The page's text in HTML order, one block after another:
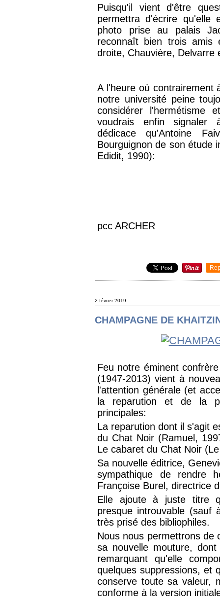
Puisqu'il vient d'être
permettra d'écrire qu'elle
photo prise au palais
reconnaît bien trois
droite, Chauvière, Delvarre
A l'heure où contrairement
notre université peine
considérer l'hermétisme
voudrais enfin signaler
dédicace qu'Antoine
Bourguignon de son étude
Edidit, 1990):
pcc ARCHER
2 février 2019
CHAMPAGNE DE
Feu notre éminent
(1947-2013) vient à
l'attention générale (et
la reparution et de la
principales:
La reparution dont il s'agit
du Chat Noir (Ramuel,
Le cabaret du Chat Noir
Sa nouvelle éditrice,
sympathique de rendre
Françoise Burel, directrice
Elle ajoute à juste titre
presque introuvable (sauf
très prisé des bibliophiles.
Nous nous permettrons de
sa nouvelle mouture,
remarquant qu'elle
quelques suppressions, et
conserve toute sa valeur,
conforme à la version